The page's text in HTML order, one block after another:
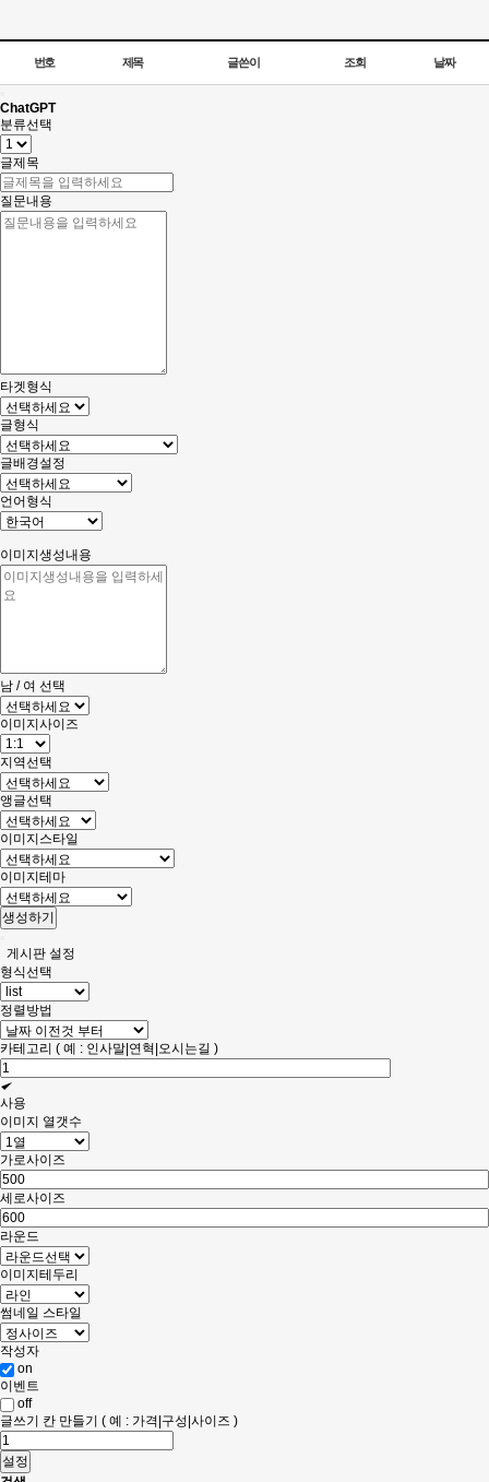
번호 제목 글쓴이 조회 날짜
ChatGPT
분류선택
글제목
질문내용
타겟형식
글형식
글배경설정
언어형식
이미지생성내용
남 / 여 선택
이미지사이즈
지역선택
앵글선택
이미지스타일
이미지테마
게시판 설정
형식선택
정렬방법
카테고리 ( 예 : 인사말|연혁|오시는길 )
사용
이미지 열갯수
가로사이즈
세로사이즈
라운드
이미지테두리
썸네일 스타일
작성자
on
이벤트
off
글쓰기 칸 만들기 ( 예 : 가격|구성|사이즈 )
설정